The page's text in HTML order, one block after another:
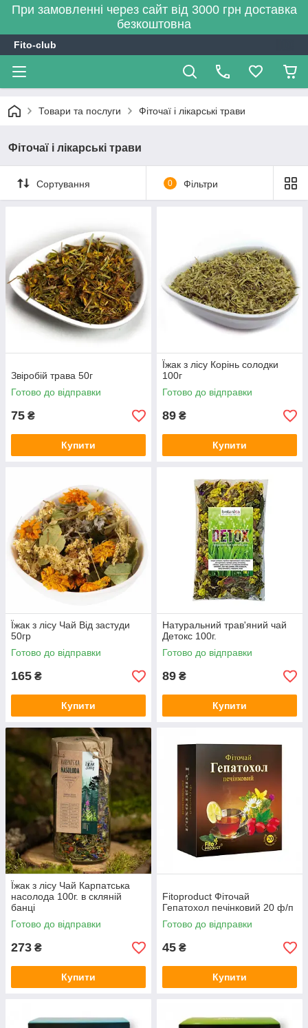
При замовленні через сайт від 3000 грн доставка
безкоштовна
Fito-club
Товари та послуги Фіточаї і лікарські трави
Фіточаї і лікарські трави
Сортування 0 Фільтри
Звіробій трава 50г
Готово до відправки
75 ₴
Купити
Їжак з лісу Корінь солодки
100г
Готово до відправки
89 ₴
Купити
Їжак з лісу Чай Від застуди
50гр
Готово до відправки
165 ₴
Купити
Натуральний трав'яний чай
Детокс 100г.
Готово до відправки
89 ₴
Купити
Їжак з лісу Чай Карпатська
насолода 100г. в скляній
банці
Готово до відправки
273 ₴
Купити
Fitoproduct Фіточай
Гепатохол печінковий 20 ф/п
Готово до відправки
45 ₴
Купити